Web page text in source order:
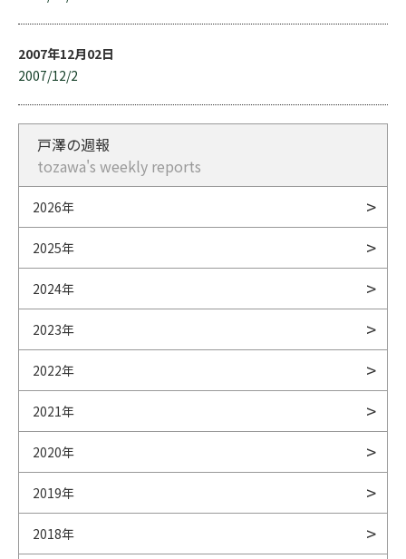
2007年12月02日
2007/12/2
戸澤の週報
tozawa's weekly reports
2026年
2025年
2024年
2023年
2022年
2021年
2020年
2019年
2018年